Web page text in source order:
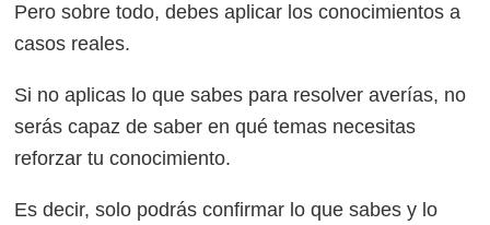
Pero sobre todo, debes aplicar los conocimientos a
casos reales.
Si no aplicas lo que sabes para resolver averías, no
serás capaz de saber en qué temas necesitas
reforzar tu conocimiento.
Es decir, solo podrás confirmar lo que sabes y lo